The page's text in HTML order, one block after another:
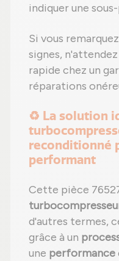
indiquer une
Si vous
signes,
rapide chez un
réparations
♻️ La solution
reconditionné
performant
Cette pièce
d'autres termes,
grâce à un
une performance